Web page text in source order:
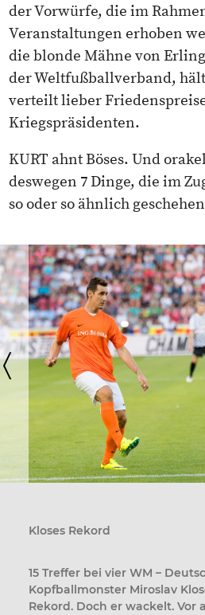
der Vorwürfe, die im
Veranstaltungen erhoben
die blonde Mähne von
der Weltfußballverband,
verteilt lieber
Kriegspräsidenten.
KURT ahnt Böses. Und
deswegen 7 Dinge, die im
so oder so ähnlich
〈
Kloses Rekord
15 Treffer bei vier WM –
Kopfballmonster Miroslav
Rekord. Doch er wackelt. Vor